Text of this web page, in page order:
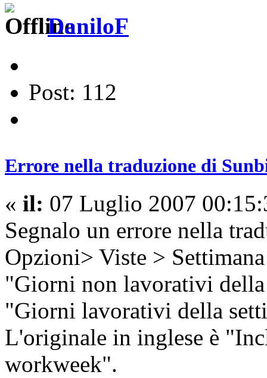
DaniloF
Post: 112
Errore nella traduzione di
« il: 07 Luglio 2007
Segnalo un errore nella
Opzioni> Viste >
"Giorni non lavorativi della
"Giorni lavorativi della
L'originale in inglese è
workweek".